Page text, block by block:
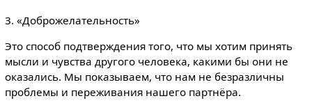
3. «Доброжелательность»
Это способ подтверждения того, что мы хотим принять
мысли и чувства другого человека, какими бы они не
оказались. Мы показываем, что нам не безразличны
проблемы и переживания нашего партнёра.